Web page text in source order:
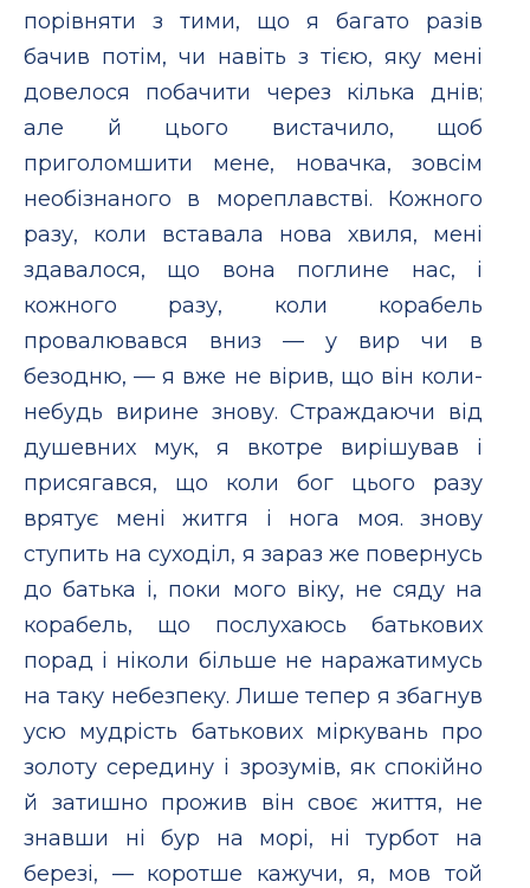
порівняти з тими, що я багато разів
бачив потім, чи навіть з тією, яку мені
довелося побачити через кілька днів;
але й цього вистачило, щоб
приголомшити мене, новачка, зовсім
необізнаного в мореплавстві. Кожного
разу, коли вставала нова хвиля, мені
здавалося, що вона поглине нас, і
кожного разу, коли корабель
провалювався вниз — у вир чи в
безодню, — я вже не вірив, що він коли-
небудь вирине знову. Страждаючи від
душевних мук, я вкотре вирішував і
присягався, що коли бог цього разу
врятує мені житгя і нога моя. знову
ступить на суходіл, я зараз же повернусь
до батька і, поки мого віку, не сяду на
корабель, що послухаюсь батькових
порад і ніколи більше не наражатимусь
на таку небезпеку. Лише тепер я збагнув
усю мудрість батькових міркувань про
золоту середину і зрозумів, як спокійно
й затишно прожив він своє життя, не
знавши ні бур на морі, ні турбот на
березі, — коротше кажучи, я, мов той